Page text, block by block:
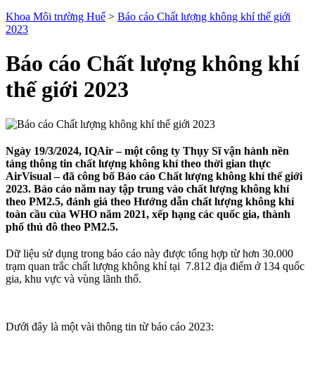
Khoa Môi trường Huế > Báo cáo Chất lượng không khí thế giới
2023
Báo cáo Chất lượng không khí
thế giới 2023
Ngày 19/3/2024, IQAir – một công ty Thụy Sĩ vận hành nền
tảng thông tin chất lượng không khí theo thời gian thực
AirVisual – đã công bố Báo cáo Chất lượng không khí thế giới
2023. Báo cáo năm nay tập trung vào chất lượng không khí
theo PM2.5, đánh giá theo Hướng dẫn chất lượng không khí
toàn cầu của WHO năm 2021, xếp hạng các quốc gia, thành
phố thủ đô theo PM2.5.
Dữ liệu sử dụng trong báo cáo này được tổng hợp từ hơn 30.000
trạm quan trắc chất lượng không khí tại 7.812 địa điểm ở 134 quốc
gia, khu vực và vùng lãnh thổ.
Dưới đây là một vài thông tin từ báo cáo 2023: